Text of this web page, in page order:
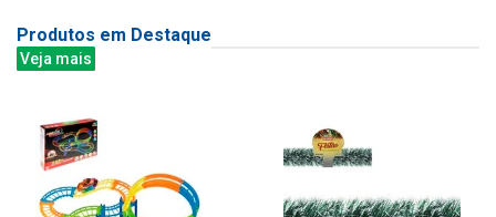
Produtos em Destaque
Veja mais